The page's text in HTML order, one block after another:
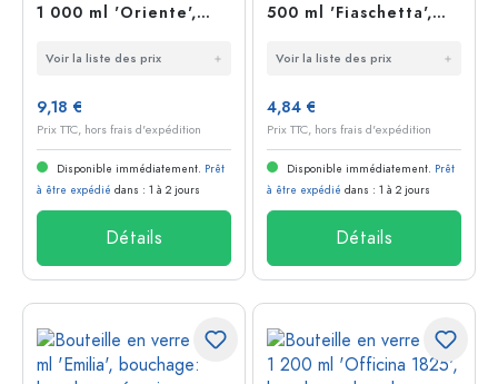
1 000 ml 'Oriente',
mécanique
Voir la liste des prix
9,18 €
Prix TTC, hors frais d'expédition
Disponible immédiatement. Prêt
à être expédié dans : 1 à 2 jours
Détails
500 ml 'Fiaschetta',
bouchon mécanique
Voir la liste des prix
4,84 €
Prix TTC, hors frais d'expédition
Disponible immédiatement. Prêt
à être expédié dans : 1 à 2 jours
Détails